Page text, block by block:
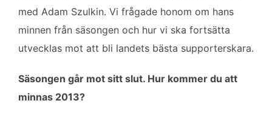
e
o
o
t
e
r
i
k
d
I
a
med Adam Szulkin. Vi frågade honom om hans
minnen från säsongen och hur vi ska fortsätta
utvecklas mot att bli landets bästa supporterskara.
Säsongen går mot sitt slut. Hur kommer du att
minnas 2013?